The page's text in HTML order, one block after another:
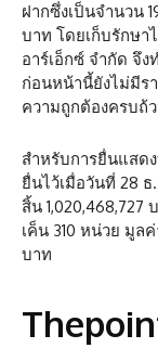
ฝากซึ่งเป็นจำนวน
บาท โดยเก็บรักษ
อาร์เอ็กซ์ จำกัด จึ
ก่อนหน้านี้ยังไม่มีร
ความถูกต้องครบถ้
สำหรับการยื่นแสด
ยื่นไว้เมื่อวันที่ 28
สิ้น
เค็น 310 หน่วย มูล
บาท